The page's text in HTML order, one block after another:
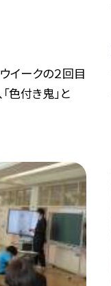
ウイークの２回目
色付き鬼」と